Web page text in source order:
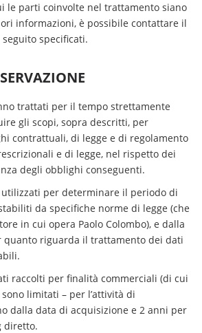
le parti coinvolte nel trattamento siano
informazioni, è possibile contattare il
specificati.
trattati per il tempo strettamente
gli scopi, sopra descritti, per
contrattuali, di legge e di regolamento
e di legge, nel rispetto dei
degli obblighi conseguenti.
per determinare il periodo di
da specifiche norme di legge (che
in cui opera Paolo Colombo), e dalla
quanto riguarda il trattamento dei dati
raccolti per finalità commerciali (di cui
limitati – per l’attività di
dalla data di acquisizione e 2 anni per
diretto.